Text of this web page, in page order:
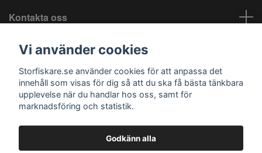
Kontakta oss
Information
Sociala medier
Vi använder cookies
Storfiskare.se använder cookies för att anpassa det
innehåll som visas för dig så att du ska få bästa tänkbara
upplevelse när du handlar hos oss, samt för
marknadsföring och statistik.
Godkänn alla